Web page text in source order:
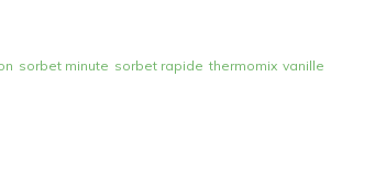
sorbet minute sorbet rapide thermomix vanille